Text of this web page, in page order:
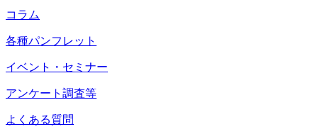
コラム
各種パンフレット
イベント・セミナー
アンケート調査等
よくある質問